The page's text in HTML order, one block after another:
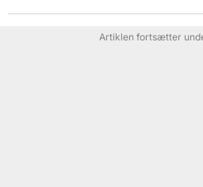
Artiklen fortsætter